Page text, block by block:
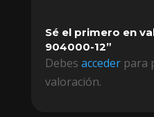
Sé el primero en
904000-12”
Debes accederpara
valoración.